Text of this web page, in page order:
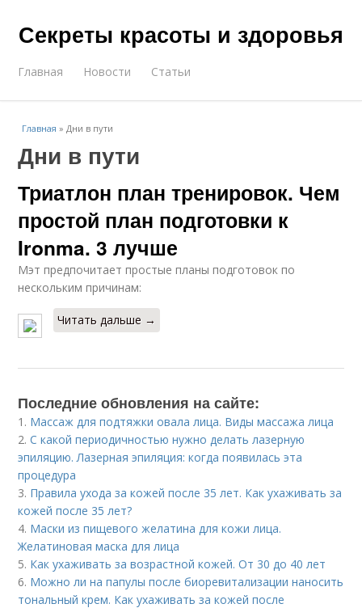
Секреты красоты и здоровья
Главная Новости Статьи
Главная »Дни в пути
Дни в пути
Триатлон план тренировок. Чем
простой план подготовки к
Ironma. 3 лучше
Мэт предпочитает простые планы подготовок по
нескольким причинам:
Читать дальше →
Последние обновления на сайте:
1. Массаж для подтяжки овала лица. Виды массажа лица
2.С какой периодичностью нужно делать лазерную
эпиляцию. Лазерная эпиляция: когда появилась эта
процедура
3. Правила ухода за кожей после 35 лет. Как ухаживать за
кожей после 35 лет?
4. Маски из пищевого желатина для кожи лица.
Желатиновая маска для лица
5. Как ухаживать за возрастной кожей. От 30 до 40 лет
6. Можно ли на папулы после биоревитализации наносить
тональный крем. Как ухаживать за кожей после